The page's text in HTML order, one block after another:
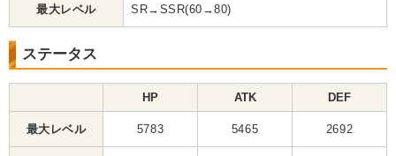
最大レベル SR→SSR(60→80)
ステータス
HP ATK DEF
最大レベル 5783 5465 2692